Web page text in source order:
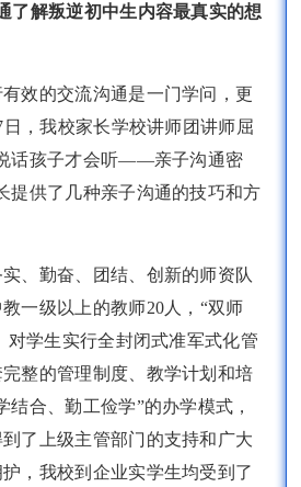
了解叛逆初中生内容最真实的想
效的交流沟通是一门学问，更
，我校家长学校讲师团讲师屈
话孩子才会听——亲子沟通密
提供了几种亲子沟通的技巧和方
、勤奋、团结、创新的师资队
一级以上的教师20人，“双师
对学生实行全封闭式准军式化管
整的管理制度、教学计划和培
结合、勤工俭学”的办学模式，
了上级主管部门的支持和广大
，我校到企业实学生均受到了